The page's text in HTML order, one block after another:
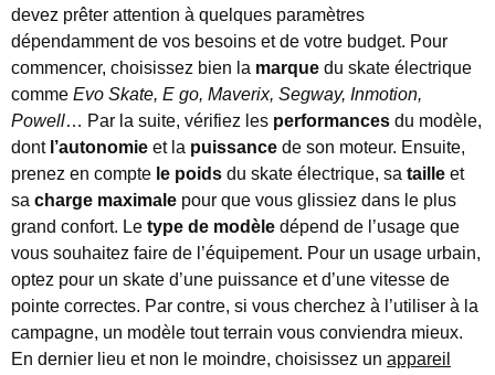
devez prêter attention à quelques paramètres
dépendamment de vos besoins et de votre budget. Pour
commencer, choisissez bien la marque du skate électrique
comme Evo Skate, E go, Maverix, Segway, Inmotion,
Powell… Par la suite, vérifiez les performances du modèle,
dont l’autonomie et la puissance de son moteur. Ensuite,
prenez en compte le poids du skate électrique, sa taille et
sa charge maximale pour que vous glissiez dans le plus
grand confort. Le type de modèle dépend de l’usage que
vous souhaitez faire de l’équipement. Pour un usage urbain,
optez pour un skate d’une puissance et d’une vitesse de
pointe correctes. Par contre, si vous cherchez à l’utiliser à la
campagne, un modèle tout terrain vous conviendra mieux.
En dernier lieu et non le moindre, choisissez un appareil